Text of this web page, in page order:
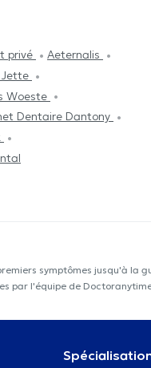
privé
Aeternalis
Jette
Woeste
Dentaire Dantony
symptômes jusqu'à
par l'équipe de